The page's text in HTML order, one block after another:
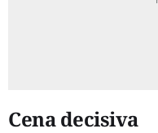
Cena decisiva